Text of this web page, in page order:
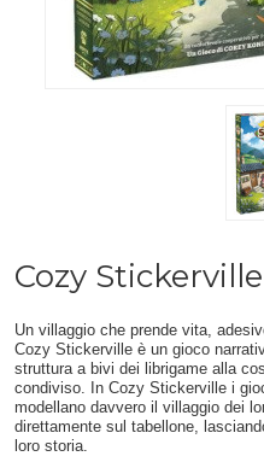
Cozy
Un villaggio che prende vita,
Cozy Stickerville è un gioco
struttura a bivi dei librigame alla
condiviso. In Cozy Stickerville i
modellano davvero il villaggio dei
direttamente sul tabellone,
loro storia.